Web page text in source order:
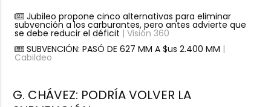
Jubileo propone cinco alternativas para eliminar
subvención a los carburantes, pero antes advierte que
se debe reducir el déficit | Visión 360
SUBVENCIÓN: PASÓ DE 627 MM A $us 2.400 MM |
Cabildeo
G. CHÁVEZ: PODRÍA VOLVER LA